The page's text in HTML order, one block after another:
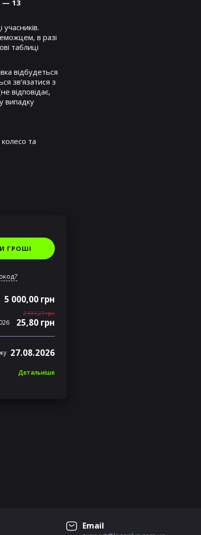
— 13
учасників.
в разі
таблиці
відбудеться
зв’язатися з
відповідає,
випадку
та
ГРОШІ
5 000,00 грн
2 591,27 грн
25,80 грн
27.08.2026
Детальніше
Email